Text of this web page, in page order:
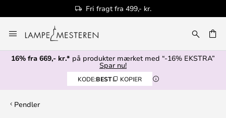
Fri fragt fra 499,- kr.
to
Content
16% fra 669,- kr.* på produkter mærket med “-16% EKSTRA”
Spar nu!
KODE:BEST KOPIER
Pendler